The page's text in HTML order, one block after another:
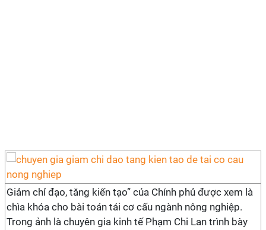
Giảm chỉ đạo, tăng kiến tạo” của Chính phủ được xem là
chìa khóa cho bài toán tái cơ cấu ngành nông nghiệp.
Trong ảnh là chuyên gia kinh tế Phạm Chi Lan trình bày